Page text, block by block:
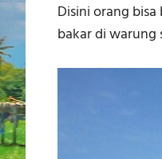
Disini orang
bakar di warung